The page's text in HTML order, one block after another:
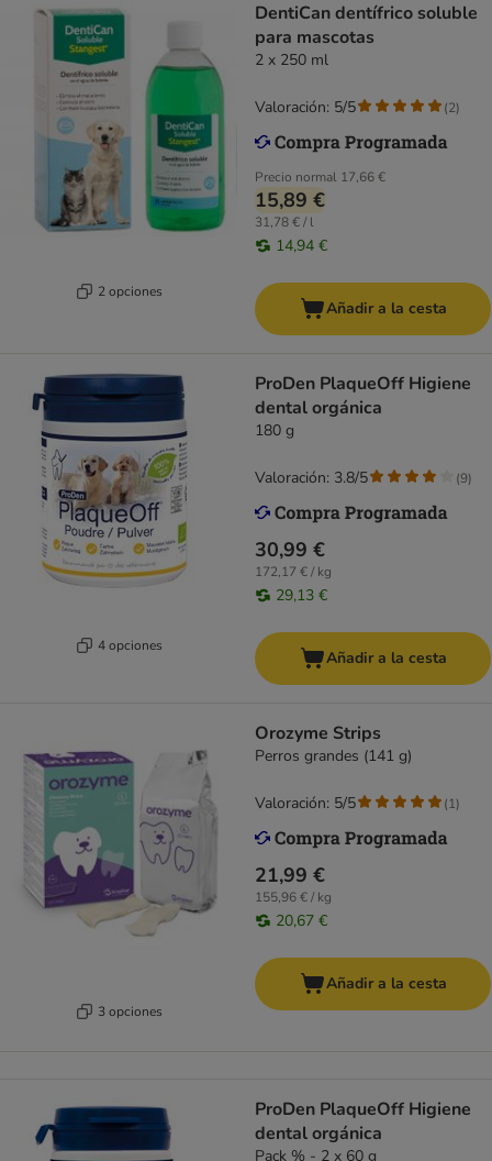
2 opciones
DentiCan dentífrico soluble
para mascotas
2 x 250 ml
Precio normal 17,66 €
15,89 €
31,78 € / l
14,94 €
Valoración: 5/5 (2)
Añadir a la cesta
4 opciones
ProDen PlaqueOff Higiene
dental orgánica
180 g
30,99 €
172,17 € / kg
29,13 €
Valoración: 3.8/5 (9)
Añadir a la cesta
3 opciones
Orozyme Strips
Perros grandes (141 g)
21,99 €
155,96 € / kg
20,67 €
Valoración: 5/5 (1)
Añadir a la cesta
ProDen PlaqueOff Higiene
dental orgánica
Pack % - 2 x 60 g